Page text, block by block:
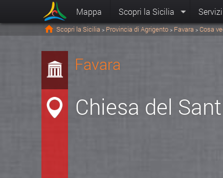
Mappa Scopri la Sicilia Servizi
Scopri la Sicilia > Provincia di Agrigento > Favara > Cosa
Favara
Chiesa del